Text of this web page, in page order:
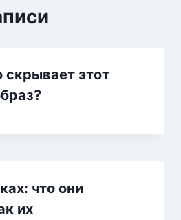
этот
что они
их